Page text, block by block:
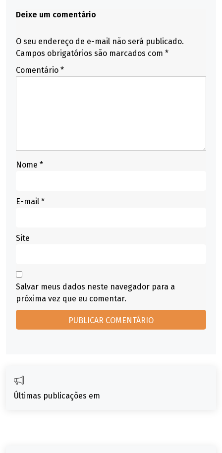
Deixe um comentário
O seu endereço de e-mail não será publicado.
Campos obrigatórios são marcados com *
Comentário *
Nome *
E-mail *
Site
Salvar meus dados neste navegador para a
próxima vez que eu comentar.
Últimas publicações em